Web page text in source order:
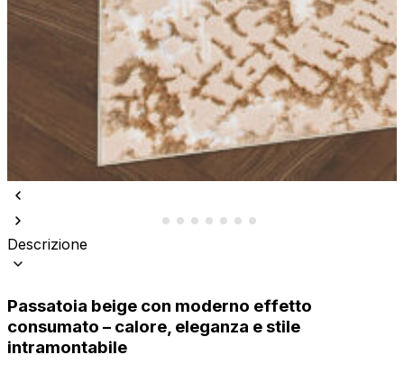
Descrizione
Passatoia beige con moderno effetto
consumato – calore, eleganza e stile
intramontabile